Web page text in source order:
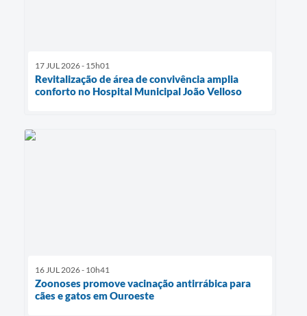
17 JUL 2026 - 15h01
Revitalização de área de convivência amplia
conforto no Hospital Municipal João Velloso
16 JUL 2026 - 10h41
Zoonoses promove vacinação antirrábica para
cães e gatos em Ouroeste